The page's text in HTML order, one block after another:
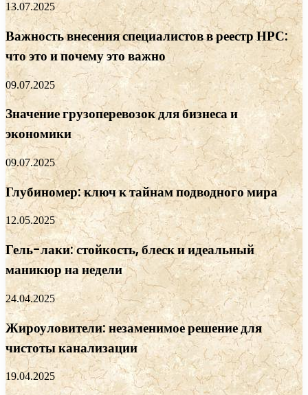
13.07.2025
Важность внесения специалистов в реестр НРС:
что это и почему это важно
09.07.2025
Значение грузоперевозок для бизнеса и
экономики
09.07.2025
Глубиномер: ключ к тайнам подводного мира
12.05.2025
Гель-лаки: стойкость, блеск и идеальный
маникюр на недели
24.04.2025
Жироуловители: незаменимое решение для
чистоты канализации
19.04.2025